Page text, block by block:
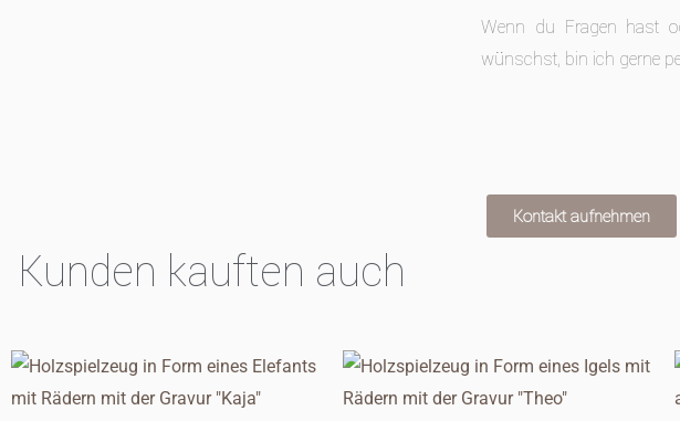
Wenn du Fragen hast
wünschst, bin ich gerne
Kontakt aufnehmen
Kunden kauften auch